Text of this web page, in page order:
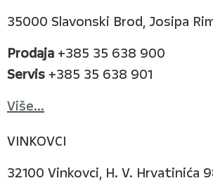
35000 Slavonski Brod, Josipa
Prodaja +385 35 638 900
Servis +385 35 638 901
Više...
VINKOVCI
32100 Vinkovci, H. V. Hrvatinića